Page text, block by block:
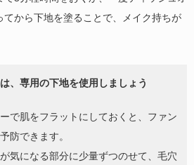
てから下地を塗ることで、メイク持ちが
、専用の下地を使用しましょう
で肌をフラットにしておくと、ファン
防できます。
気になる部分に少量ずつのせて、毛穴